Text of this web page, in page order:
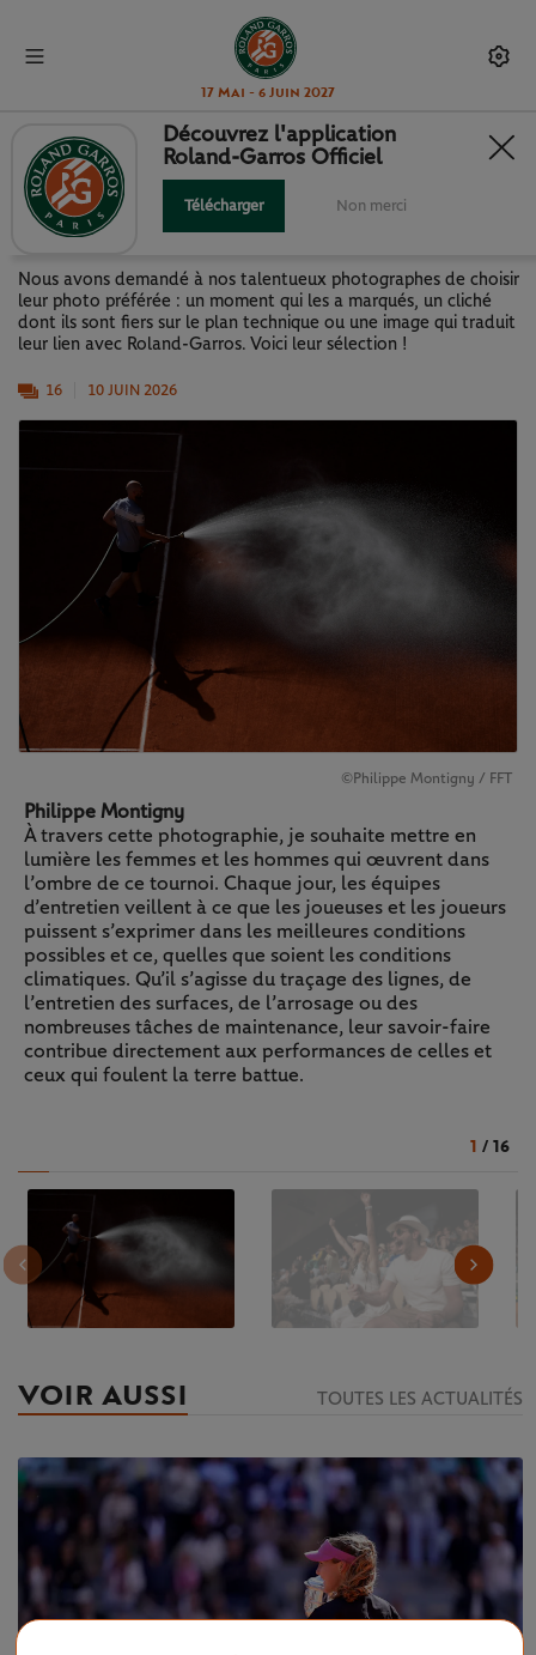
17 Mai - 6 Juin 2027
LE BEST-OF DES PHOTOGRAPHES
DE ROLAND-GARROS 2026
Nous avons demandé à nos talentueux photographes de choisir
leur photo préférée : un moment qui les a marqués, un cliché
dont ils sont fiers sur le plan technique ou une image qui traduit
leur lien avec Roland-Garros. Voici leur sélection !
16 10 JUIN 2026
©Philippe Montigny / FFT
Philippe Montigny
À travers cette photographie, je souhaite mettre en
lumière les femmes et les hommes qui œuvrent dans
l’ombre de ce tournoi. Chaque jour, les équipes
d’entretien veillent à ce que les joueuses et les joueurs
puissent s’exprimer dans les meilleures conditions
possibles et ce, quelles que soient les conditions
climatiques. Qu’il s’agisse du traçage des lignes, de
l’entretien des surfaces, de l’arrosage ou des
nombreuses tâches de maintenance, leur savoir-faire
contribue directement aux performances de celles et
ceux qui foulent la terre battue.
1 / 16
VOIR AUSSI TOUTES LES ACTUALITÉS
Découvrez l'application
Roland-Garros Officiel
Télécharger Non merci